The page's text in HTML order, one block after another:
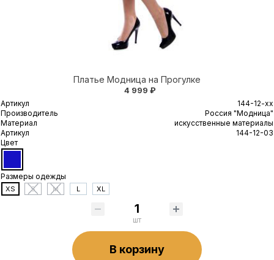
Платье Модница на Прогулке
4 999 ₽
Артикул
144-12-xx
Производитель
Россия "Модница"
Материал
искусственные материалы
Артикул
144-12-03
Цвет
Размеры одежды
XS S M L XL
шт
В корзину